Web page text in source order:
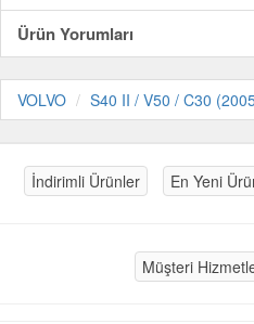
Ürün Yorumları
VOLVO S40 II / V50 / C30
İndirimli Ürünler En Yeni
Müşteri